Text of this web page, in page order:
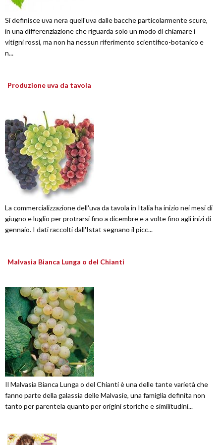
Si definisce uva nera quell'uva dalle bacche particolarmente scure,
in una differenziazione che riguarda solo un modo di chiamare i
vitigni rossi, ma non ha nessun riferimento scientifico-botanico e
n...
Produzione uva da tavola
La commercializzazione dell'uva da tavola in Italia ha inizio nei mesi di
giugno e luglio per protrarsi fino a dicembre e a volte fino agli inizi di
gennaio. I dati raccolti dall'Istat segnano il picc...
Malvasia Bianca Lunga o del Chianti
Il Malvasia Bianca Lunga o del Chianti è una delle tante varietà che
fanno parte della galassia delle Malvasie, una famiglia definita non
tanto per parentela quanto per origini storiche e similitudini...